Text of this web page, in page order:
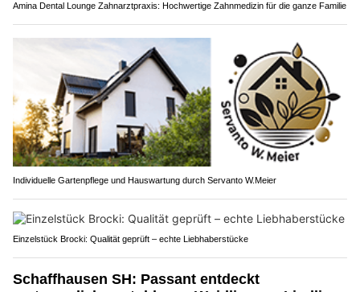
Amina Dental Lounge Zahnarztpraxis: Hochwertige Zahnmedizin für die ganze Familie
Individuelle Gartenpflege und Hauswartung durch Servanto W.Meier
Einzelstück Brocki: Qualität geprüft – echte Liebhaberstücke
Schaffhausen SH: Passant entdeckt